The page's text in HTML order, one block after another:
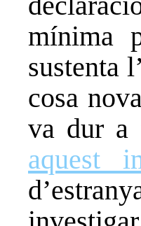
mínima
sustenta
cosa
va dur a
aquest